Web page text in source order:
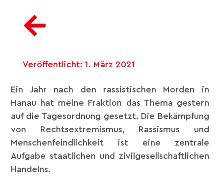
Veröffentlicht: 1. März 2021
Ein Jahr nach den rassistischen Morden in
Hanau hat meine Fraktion das Thema gestern
auf die Tagesordnung gesetzt. Die Bekämpfung
von Rechtsextremismus, Rassismus und
Menschenfeindlichkeit ist eine zentrale
Aufgabe staatlichen und zivilgesellschaftlichen
Handelns.